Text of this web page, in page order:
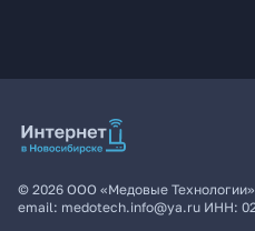
© 2026 ООО «Медовые Технологии»
email: medotech.info@ya.ru ИНН: